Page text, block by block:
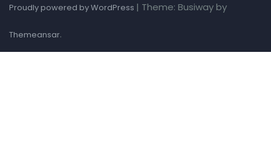
Proudly powered by WordPress | Theme: Busiway by
Themeansar.